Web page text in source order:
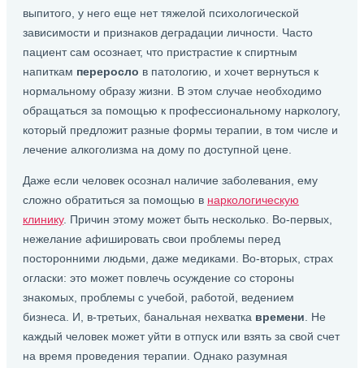
выпитого, у него еще нет тяжелой психологической
зависимости и признаков деградации личности. Часто
пациент сам осознает, что пристрастие к спиртным
напиткам переросло в патологию, и хочет вернуться к
нормальному образу жизни. В этом случае необходимо
обращаться за помощью к профессиональному наркологу,
который предложит разные формы терапии, в том числе и
лечение алкоголизма на дому по доступной цене.
Даже если человек осознал наличие заболевания, ему
сложно обратиться за помощью в наркологическую
клинику. Причин этому может быть несколько. Во-первых,
нежелание афишировать свои проблемы перед
посторонними людьми, даже медиками. Во-вторых, страх
огласки: это может повлечь осуждение со стороны
знакомых, проблемы с учебой, работой, ведением
бизнеса. И, в-третьих, банальная нехватка времени . Не
каждый человек может уйти в отпуск или взять за свой счет
на время проведения терапии. Однако разумная